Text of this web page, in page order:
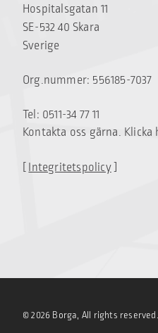
Hospitalsgatan 11
SE-532 40 Skara
Sverige
Org.nummer: 556185-7037
Tel: 0511-34 77 11
Kontakta oss gärna. Klicka
[Integritetspolicy]
© 2026 Borga, All rights reserved.